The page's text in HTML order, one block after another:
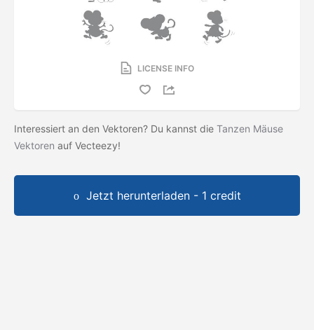
LICENSE INFO
Interessiert an den Vektoren? Du kannst die Tanzen Mäuse
Vektoren auf Vecteezy!
Jetzt herunterladen - 1 credit